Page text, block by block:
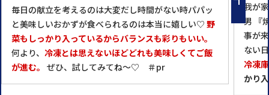
毎日の献立を考えるのは大変だし時間がない時パパッ
と美味しいおかずが食べられるのは本当に嬉しい♡ 野
菜もしっかり入っているからバランスも彩りもいい。
何より、 冷凍とは思えないほどどれも美味しくてご飯
が進む。 ぜひ、試してみてね〜♡ ＃pr
我が
男 『
事が
ない
冷凍
かり